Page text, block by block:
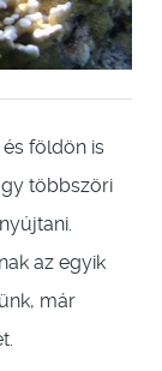
földön is
többszöri
az egyik
már